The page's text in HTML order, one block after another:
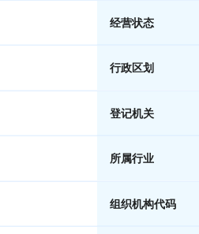
经营状态
行政区划
登记机关
所属行业
组织机构代码